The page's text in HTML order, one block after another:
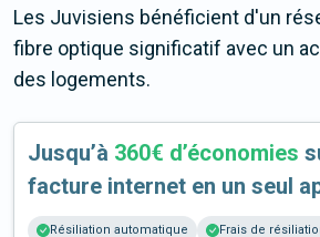
Les Juvisiens bénéficient d'un
fibre optique significatif avec un
des logements.
Jusqu’à 360€ d’économies
facture internet en un seul
Résiliation automatique
Frais de